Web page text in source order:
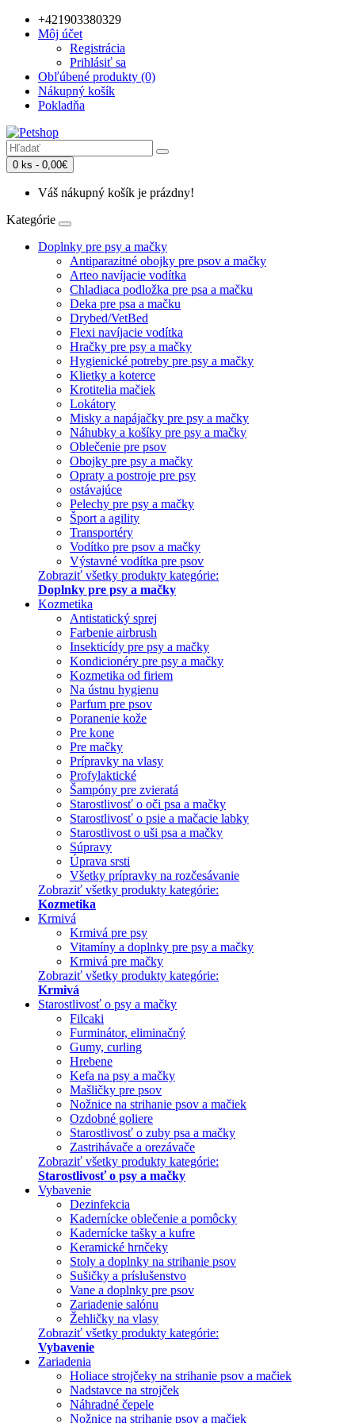
+421903380329
Môj účet
Registrácia
Prihlásiť sa
Obľúbené produkty (0)
Nákupný košík
Pokladňa
0 ks - 0,00€
Váš nákupný košík je prázdny!
Kategórie
Doplnky pre psy a mačky
Antiparazitné obojky pre psov a mačky
Arteo navíjacie vodítka
Chladiaca podložka pre psa a mačku
Deka pre psa a mačku
Drybed/VetBed
Flexi navíjacie vodítka
Hračky pre psy a mačky
Hygienické potreby pre psy a mačky
Klietky a koterce
Krotitelia mačiek
Lokátory
Misky a napájačky pre psy a mačky
Náhubky a košíky pre psy a mačky
Oblečenie pre psov
Obojky pre psy a mačky
Opraty a postroje pre psy
ostávajúce
Pelechy pre psy a mačky
Šport a agility
Transportéry
Vodítko pre psov a mačky
Výstavné vodítka pre psov
Zobraziť všetky produkty kategórie:
Doplnky pre psy a mačky
Kozmetika
Antistatický sprej
Farbenie airbrush
Insekticídy pre psy a mačky
Kondicionéry pre psy a mačky
Kozmetika od firiem
Na ústnu hygienu
Parfum pre psov
Poranenie kože
Pre kone
Pre mačky
Prípravky na vlasy
Profylaktické
Šampóny pre zvieratá
Starostlivosť o oči psa a mačky
Starostlivosť o psie a mačacie labky
Starostlivost o uši psa a mačky
Súpravy
Úprava srsti
Všetky prípravky na rozčesávanie
Zobraziť všetky produkty kategórie:
Kozmetika
Krmivá
Krmivá pre psy
Vitamíny a doplnky pre psy a mačky
Krmivá pre mačky
Zobraziť všetky produkty kategórie:
Krmivá
Starostlivosť o psy a mačky
Filcaki
Furminátor, eliminačný
Gumy, curling
Hrebene
Kefa na psy a mačky
Mašličky pre psov
Nožnice na strihanie psov a mačiek
Ozdobné goliere
Starostlivosť o zuby psa a mačky
Zastrihávače a orezávače
Zobraziť všetky produkty kategórie:
Starostlivosť o psy a mačky
Vybavenie
Dezinfekcia
Kadernícke oblečenie a pomôcky
Kadernícke tašky a kufre
Keramické hrnčeky
Stoly a doplnky na strihanie psov
Sušičky a príslušenstvo
Vane a doplnky pre psov
Zariadenie salónu
Žehličky na vlasy
Zobraziť všetky produkty kategórie:
Vybavenie
Zariadenia
Holiace strojčeky na strihanie psov a mačiek
Nadstavce na strojček
Náhradné čepele
Nožnice na strihanie psov a mačiek